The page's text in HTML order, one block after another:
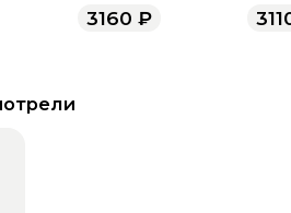
3160 ₽